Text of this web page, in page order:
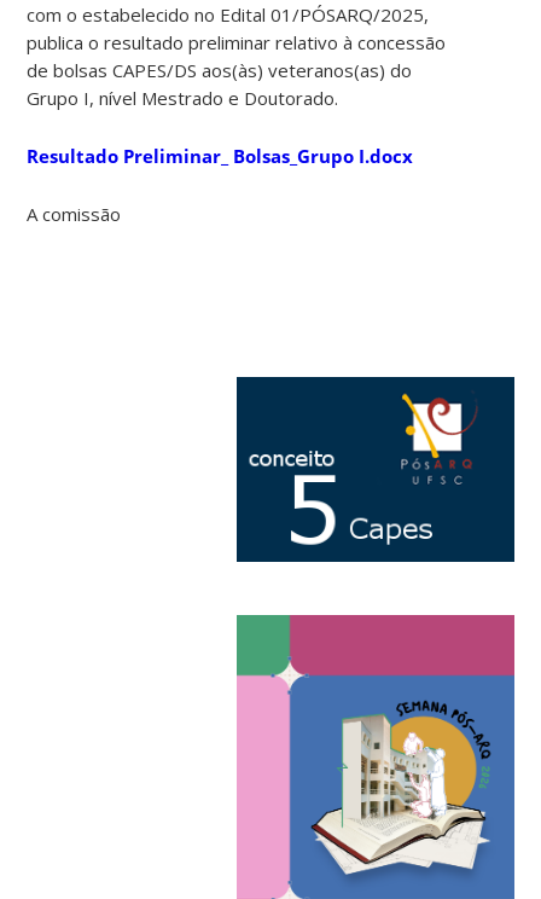
com o estabelecido no Edital 01/PÓSARQ/2025,
publica o resultado preliminar relativo à concessão
de bolsas CAPES/DS aos(às) veteranos(as) do
Grupo I, nível Mestrado e Doutorado.
Resultado Preliminar_ Bolsas_Grupo I.docx
A comissão